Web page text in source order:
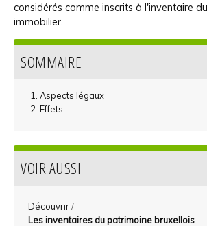
considérés comme inscrits à l'inventaire
immobilier.
SOMMAIRE
Aspects légaux
Effets
VOIR AUSSI
Découvrir/
Les inventaires du patrimoine bruxellois